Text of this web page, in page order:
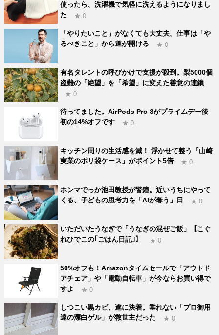
使ったら、洗濯機で気軽に洗えるようになりまし
た
★ 0
「やりたいこと」がなくても大丈夫。仕事は「や
るべきこと」から道が開ける
★ 0
有名タレントの呼びかけで支援が殺到。梨5000個
盗難の「絶望」を「希望」に変えた善意の連鎖
★ 0
待ってました。AirPods Pro 3がプライムデー後
初の14%オフです
★ 0
キッチン周りの生活感を滅！ 浮かせて整う「山崎
実業のポリ袋ケース」がポイント5倍
★ 0
ホンマでっか池田教授が警鐘。近いうちにやって
くる、子どもの思考力を「AIが奪う」日
★ 0
いただいたうなぎで「うなぎの混ぜご飯」【こぐ
れひでこの｢ごはん日記｣】
★ 0
50%オフも！Amazonタイムセールで「アウトド
アチェア」や「電動自転車」が今ならお買い得で
すよ
★ 0
しつこい黒カビ、遂に決着。垂れない「プロ御用
達の漂白ゲル」が救世主だった
★ 0